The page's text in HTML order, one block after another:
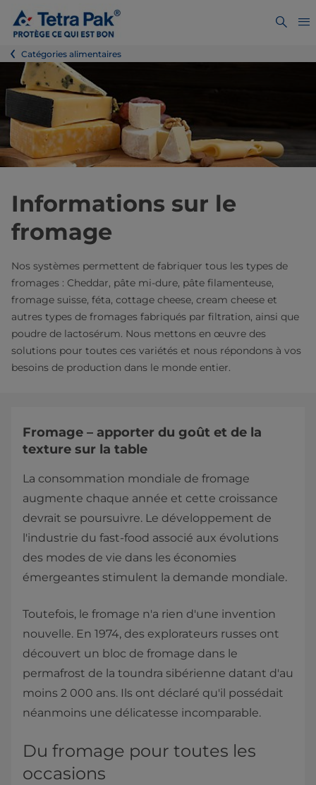
Catégories alimentaires
Informations sur le
fromage
Nos systèmes permettent de fabriquer tous les types de
fromages : Cheddar, pâte mi-dure, pâte filamenteuse,
fromage suisse, féta, cottage cheese, cream cheese et
autres types de fromages fabriqués par filtration, ainsi que
poudre de lactosérum. Nous mettons en œuvre des
solutions pour toutes ces variétés et nous répondons à vos
besoins de production dans le monde entier.
Fromage – apporter du goût et de la
texture sur la table
La consommation mondiale de fromage
augmente chaque année et cette croissance
devrait se poursuivre. Le développement de
l'industrie du fast-food associé aux évolutions
des modes de vie dans les économies
émergeantes stimulent la demande mondiale.
Toutefois, le fromage n'a rien d'une invention
nouvelle. En 1974, des explorateurs russes ont
découvert un bloc de fromage dans le
permafrost de la toundra sibérienne datant d'au
moins 2 000 ans. Ils ont déclaré qu'il possédait
néanmoins une délicatesse incomparable.
Du fromage pour toutes les
occasions